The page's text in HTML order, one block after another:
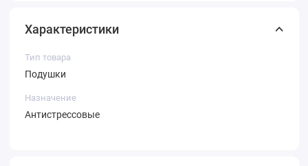
Характеристики
Тип товара
Подушки
Назначение
Антистрессовые